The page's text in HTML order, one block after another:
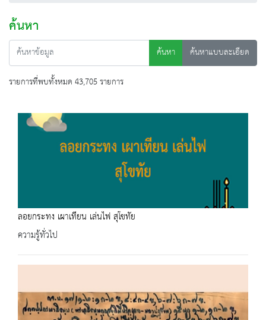
ค้นหา
ค้นหา
ค้นหาแบบละเอียด
รายการที่พบทั้งหมด 43,705 รายการ
ลอยกระทง เผาเทียน เล่นไฟ สุโขทัย
ความรู้ทั่วไป